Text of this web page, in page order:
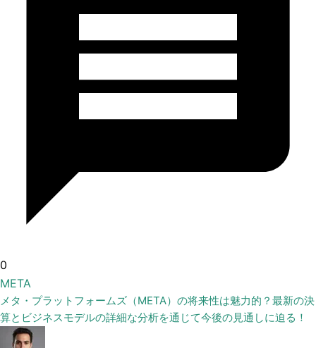
0
META
メタ・プラットフォームズ（META）の将来性は魅力的？最新の決
算とビジネスモデルの詳細な分析を通じて今後の見通しに迫る！